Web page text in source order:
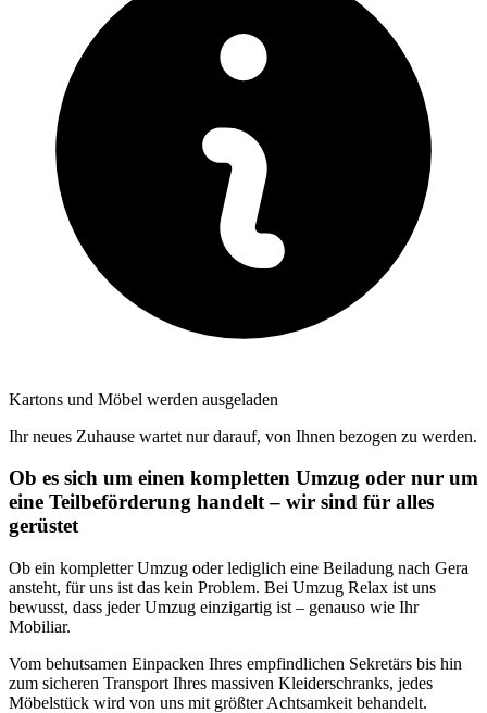
Kartons und Möbel werden ausgeladen
Ihr neues Zuhause wartet nur darauf, von Ihnen bezogen zu werden.
Ob es sich um einen kompletten Umzug oder nur um
eine Teilbeförderung handelt – wir sind für alles
gerüstet
Ob ein kompletter Umzug oder lediglich eine Beiladung nach Gera
ansteht, für uns ist das kein Problem. Bei Umzug Relax ist uns
bewusst, dass jeder Umzug einzigartig ist – genauso wie Ihr
Mobiliar.
Vom behutsamen Einpacken Ihres empfindlichen Sekretärs bis hin
zum sicheren Transport Ihres massiven Kleiderschranks, jedes
Möbelstück wird von uns mit größter Achtsamkeit behandelt.